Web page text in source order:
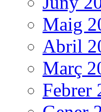
Maig
Abril
Març
Febrer